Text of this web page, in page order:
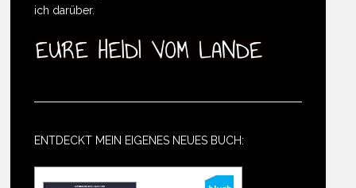
ich darüber.
ENTDECKT MEIN EIGENES NEUES BUCH: